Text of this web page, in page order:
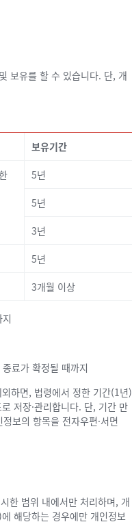
보유를 할 수 있습니다. 단, 개
보유기간
5년
5년
3년
5년
3개월 이상
료가 확정될 때까지
하면, 법령에서 정한 기간(1년)
저장·관리합니다. 단, 기간 만
보의 항목을 전자우편·서면
한 범위 내에서만 처리하며, 개
해당하는 경우에만 개인정보